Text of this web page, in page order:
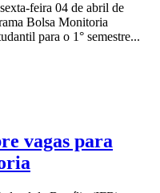
feira 04 de abril de
Bolsa Monitoria
para o 1° semestre...
vagas para